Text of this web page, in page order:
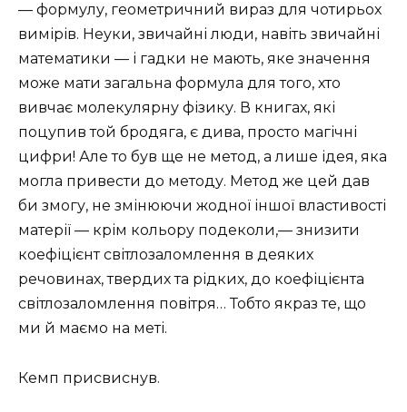
— формулу, геометричний вираз для чотирьох
вимірів. Неуки, звичайні люди, навіть звичайні
математики — і гадки не мають, яке значення
може мати загальна формула для того, хто
вивчає молекулярну фізику. В книгах, які
поцупив той бродяга, є дива, просто магічні
цифри! Але то був ще не метод, а лише ідея, яка
могла привести до методу. Метод же цей дав
би змогу, не змінюючи жодної іншої властивості
матерії — крім кольору подеколи,— знизити
коефіцієнт світлозаломлення в деяких
речовинах, твердих та рідких, до коефіцієнта
світлозаломлення повітря… Тобто якраз те, що
ми й маємо на меті.
Кемп присвиснув.